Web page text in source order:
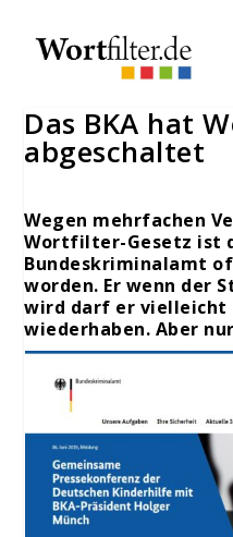
Das BKA hat
abgeschaltet
Wegen mehrfachen
Wortfilter-Gesetz ist
Bundeskriminalamt
worden. Er wenn der
wird darf er vielleicht
wiederhaben. Aber